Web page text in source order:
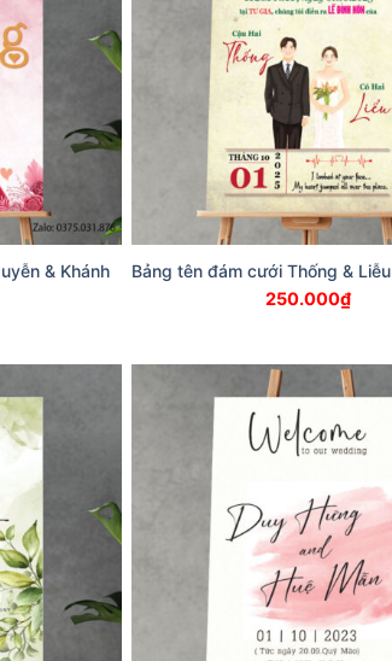
& Khánh
Bảng tên đám cưới Thống & Liễu
250.000₫